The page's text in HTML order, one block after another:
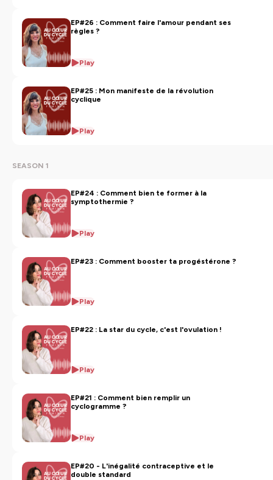
EP#26 : Comment faire l'amour pendant ses
règles ?
Play
EP#25 : Mon manifeste de la révolution
cyclique
Play
SEASON 1
EP#24 : Comment bien te former à la
symptothermie ?
Play
EP#23 : Comment booster ta progéstérone ?
Play
EP#22 : La star du cycle, c'est l'ovulation !
Play
EP#21 : Comment bien remplir un
cyclogramme ?
Play
EP#20 - L'inégalité contraceptive et le
double standard